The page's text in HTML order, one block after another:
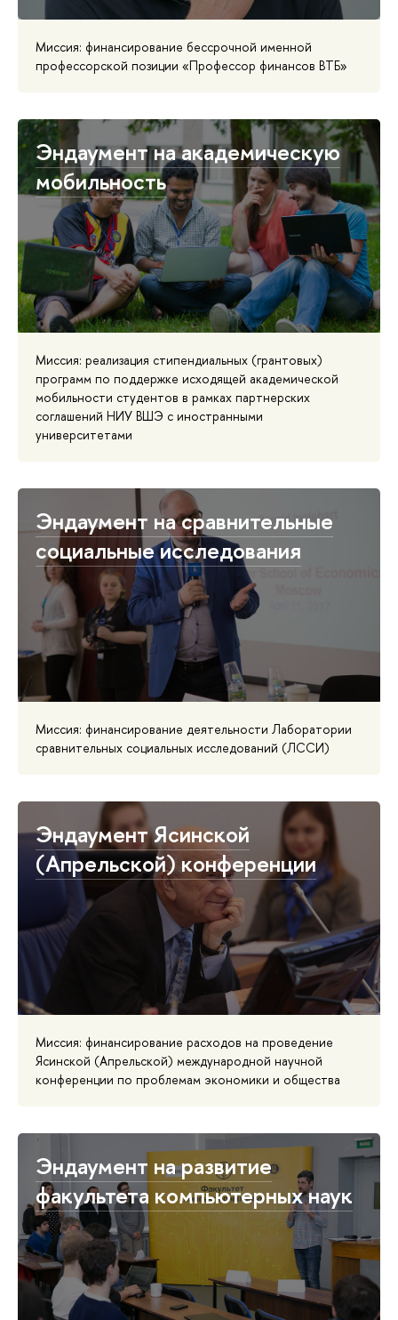
Миссия: финансирование бессрочной именной
профессорской позиции «Профессор финансов ВТБ»
Эндаумент на академическую
мобильность
Миссия: реализация стипендиальных (грантовых)
программ по поддержке исходящей академической
мобильности студентов в рамках партнерских
соглашений НИУ ВШЭ с иностранными
университетами
Эндаумент на сравнительные
социальные исследования
Миссия: финансирование деятельности Лаборатории
сравнительных социальных исследований (ЛССИ)
Эндаумент Ясинской
(Апрельской) конференции
Миссия: финансирование расходов на проведение
Ясинской (Апрельской) международной научной
конференции по проблемам экономики и общества
Эндаумент на развитие
факультета компьютерных наук